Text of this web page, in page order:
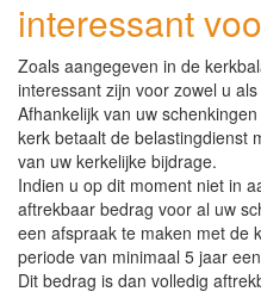
interessant
Zoals aangegeven in de
interessant zijn voor zowel u
Afhankelijk van uw
kerk betaalt de belastingdienst
van uw kerkelijke bijdrage.
Indien u op dit moment niet in
aftrekbaar bedrag voor al uw
een afspraak te maken met de
periode van minimaal 5 jaar
Dit bedrag is dan volledig